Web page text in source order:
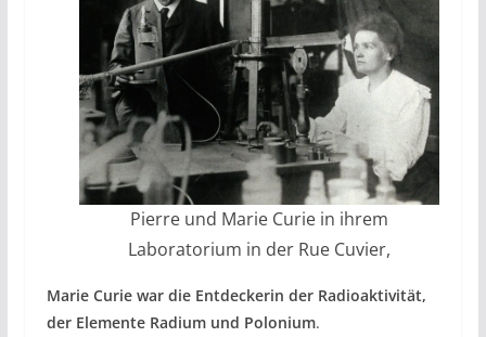
Pierre und Marie Curie in ihrem
Laboratorium in der Rue Cuvier,
Marie Curie war die Entdeckerin der Radioaktivität,
der Elemente Radium und Polonium.